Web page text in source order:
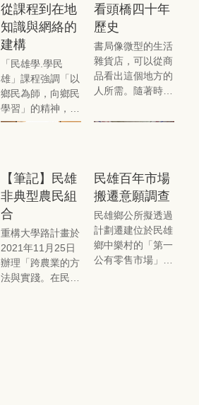
意義。
從課程到在地
知識與網絡的
建構
「民雄學.學民
雄」課程強調「以
鄉民為師，向鄉民
學習」的精神，從
課程的預備、籌
劃、 鄉民老師、
鄉民助教，乃至於
受訪者、引路人、
回應者，課程中的
每個環節都有鄉民
參與，提供課程重
要意見。
看頭橋四十年
歷史
書局像微型的生活
雜貨店，可以從商
品看出這個地方的
人所需。隨著時代
些新物品誕生，有
【筆記】民雄
非典型農民組
合
重構大學路計畫於
2021年11月25日
辦理「跨農業的方
法與實踐。在民
民雄百年市場
搬遷意願調查
民雄鄉公所擬透過
計劃遷建位於民雄
鄉中樂村的「第一
公有零售市場」，